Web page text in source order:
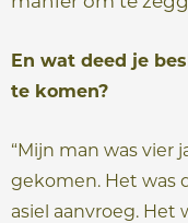
En wat deed je
te komen?
“Mijn man was vier
gekomen. Het was
asiel aanvroeg. Het